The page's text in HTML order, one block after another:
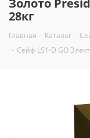
Золото
28кг
Главная - Каталог -
- Сейф LS1-D GO